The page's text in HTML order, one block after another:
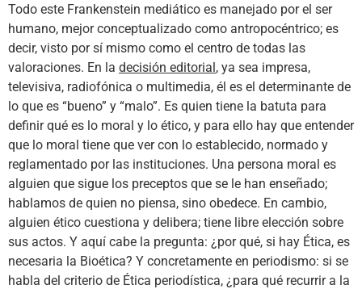
Todo este Frankenstein mediático es manejado por el ser
humano, mejor conceptualizado como antropocéntrico; es
decir, visto por sí mismo como el centro de todas las
valoraciones. En la decisión editorial, ya sea impresa,
televisiva, radiofónica o multimedia, él es el determinante de
lo que es “bueno” y “malo”. Es quien tiene la batuta para
definir qué es lo moral y lo ético, y para ello hay que entender
que lo moral tiene que ver con lo establecido, normado y
reglamentado por las instituciones. Una persona moral es
alguien que sigue los preceptos que se le han enseñado;
hablamos de quien no piensa, sino obedece. En cambio,
alguien ético cuestiona y delibera; tiene libre elección sobre
sus actos. Y aquí cabe la pregunta: ¿por qué, si hay Ética, es
necesaria la Bioética? Y concretamente en periodismo: si se
habla del criterio de Ética periodística, ¿para qué recurrir a la